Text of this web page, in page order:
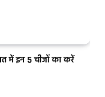
में इन 5 चीजों का करें